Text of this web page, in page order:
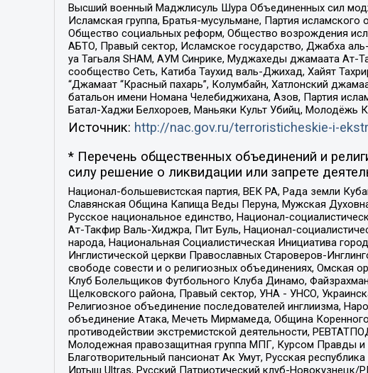
Высший военный Маджлисуль Шура Объединенных сил
Исламская группа, Братья-мусульмане, Партия
Общество социальных реформ, Общество возрождения
АБТО, Правый сектор, Исламское государство, Джабха
уа Тагьаля SHAM, АУМ Синрике, Муджахеды джамаата Ат-
сообщество Сеть, Катиба Таухид валь-Джихад, Хайят
“Джамаат “Красный пахарь”, Колумбайн, Хатлонский
батальон имени Номана Челебиджихана, Азов, Партия
Батал-Хаджи Белхороев, Маньяки Культ Убийц, Молодёжь
Источник: http://nac.gov.ru/terroristicheskie-i-
* Перечень общественных объединений и
силу решение о ликвидации или запрете
Национал-большевистская партия, ВЕК РА, Рада земли
Славянская Община Капища Веды Перуна, Мужская
Русское национальное единство, Национал-
Ат-Такфир Валь-Хиджра, Пит Буль, Национал-
народа, Национальная Социалистическая Инициатива
Инглистической церкви Православных Староверов-
свободе совести и о религиозных объединениях, Омская
Клуб Болельщиков Футбольного Клуба Динамо,
Щелковского района, Правый сектор, УНА - УНСО,
Религиозное объединение последователей инглиизма,
объединение Атака, Мечеть Мирмамеда, Община
противодействии экстремистской деятельности,
Молодежная правозащитная группа МПГ, Курсом Правды и
Благотворительный пансионат Ак Умут, Русская
Иртыш Ultras, Русский Патриотический клуб-